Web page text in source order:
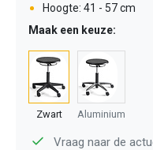
Hoogte: 41 - 57 cm
Maak een keuze:
Zwart Aluminium
Vraag naar de